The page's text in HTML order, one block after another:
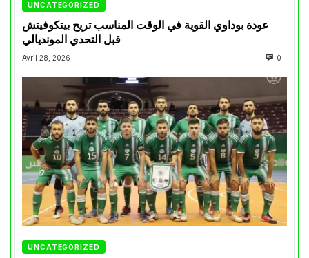
UNCATEGORIZED
عودة بوداوي القوية في الوقت المناسب تريح بيتكوفيتش
قبل التحدي المونديالي
Avril 28, 2026 0
UNCATEGORIZED